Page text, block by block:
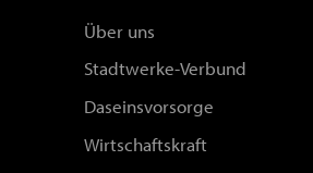
Über uns
Stadtwerke-Verbund
Daseinsvorsorge
Wirtschaftskraft